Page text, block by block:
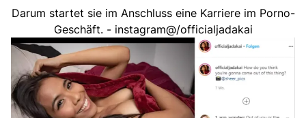
Darum startet sie im Anschluss eine Karriere im Porno-
Geschäft. - instagram@/officialjadakai